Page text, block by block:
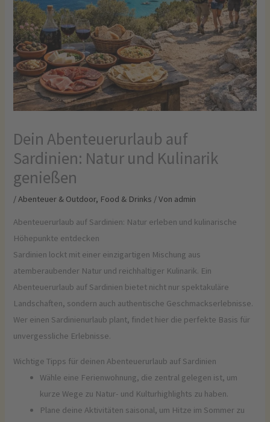
Dein Abenteuerurlaub auf
Sardinien: Natur und Kulinarik
genießen
/Abenteuer & Outdoor, Food & Drinks / Von admin
Abenteuerurlaub auf Sardinien: Natur erleben und kulinarische
Höhepunkte entdecken
Sardinien lockt mit einer einzigartigen Mischung aus
atemberaubender Natur und reichhaltiger Kulinarik. Ein
Abenteuerurlaub auf Sardinien bietet nicht nur spektakuläre
Landschaften, sondern auch authentische Geschmackserlebnisse.
Wer einen Sardinienurlaub plant, findet hier die perfekte Basis für
unvergessliche Erlebnisse.
Wichtige Tipps für deinen Abenteuerurlaub auf Sardinien
Wähle eine Ferienwohnung, die zentral gelegen ist, um
kurze Wege zu Natur- und Kulturhighlights zu haben.
Plane deine Aktivitäten saisonal, um Hitze im Sommer zu